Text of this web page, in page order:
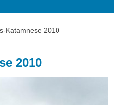
Katamnese 2010
2010